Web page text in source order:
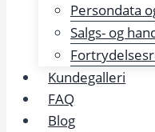
Persondata
Salgs- og
Kundegalleri
FAQ
Blog